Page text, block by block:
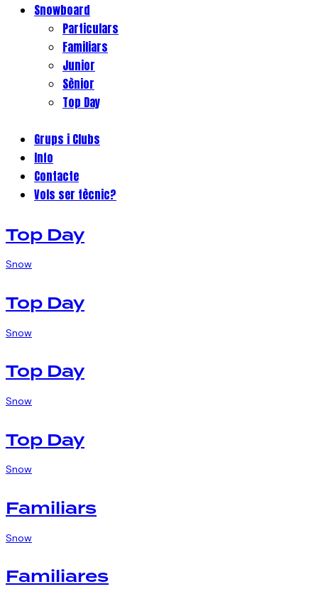
Snowboard
Particulars
Familiars
Junior
Sènior
Top Day
Grups i Clubs
Info
Contacte
Vols ser tècnic?
Top Day
Snow
Top Day
Snow
Top Day
Snow
Top Day
Snow
Familiars
Snow
Familiares